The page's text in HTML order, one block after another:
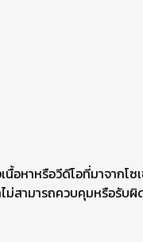
อหาหรือวีดีโอที่มาจากโ
สามารถควบคุมหรือรับ